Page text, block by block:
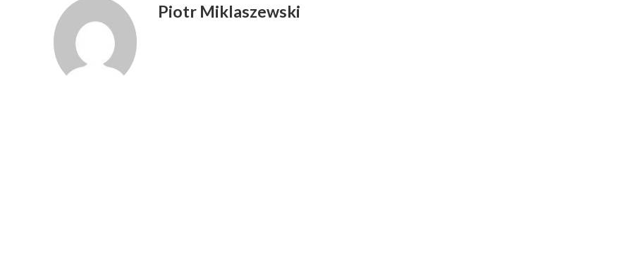
Piotr Miklaszewski